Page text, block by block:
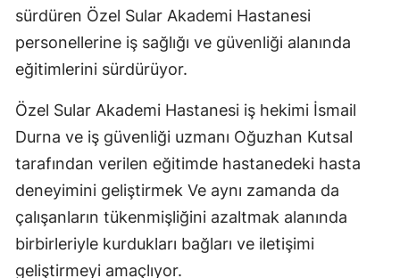
sürdüren Özel Sular Akademi Hastanesi
personellerine iş sağlığı ve güvenliği alanında
eğitimlerini sürdürüyor.
Özel Sular Akademi Hastanesi iş hekimi İsmail
Durna ve iş güvenliği uzmanı Oğuzhan Kutsal
tarafından verilen eğitimde hastanedeki hasta
deneyimini geliştirmek Ve aynı zamanda da
çalışanların tükenmişliğini azaltmak alanında
birbirleriyle kurdukları bağları ve iletişimi
geliştirmeyi amaçlıyor.